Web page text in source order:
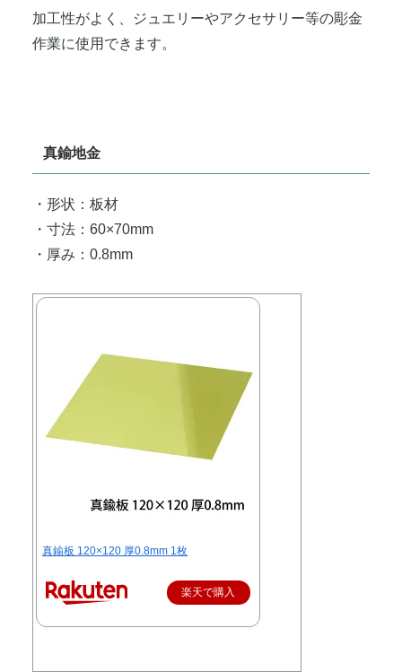
加工性がよく、ジュエリーやアクセサリー等の彫金
作業に使用できます。
真鍮地金
・形状：板材
・寸法：60×70mm
・厚み：0.8mm
真鍮板 120×120 厚0.8mm 1枚
楽天で購入